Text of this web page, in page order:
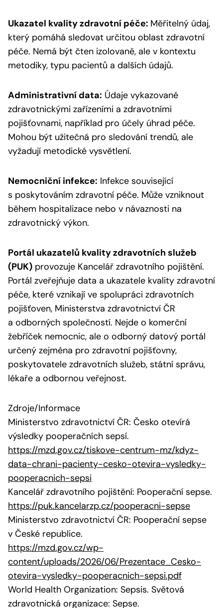
Ukazatel kvality zdravotní péče: Měřitelný údaj,
který pomáhá sledovat určitou oblast zdravotní
péče. Nemá být čten izolovaně, ale v kontextu
metodiky, typu pacientů a dalších údajů.
Administrativní data: Údaje vykazované
zdravotnickými zařízeními a zdravotními
pojišťovnami, například pro účely úhrad péče.
Mohou být užitečná pro sledování trendů, ale
vyžadují metodické vysvětlení.
Nemocniční infekce: Infekce související
s poskytováním zdravotní péče. Může vzniknout
během hospitalizace nebo v návaznosti na
zdravotnický výkon.
Portál ukazatelů kvality zdravotních služeb
(PUK) provozuje Kancelář zdravotního pojištění.
Portál zveřejňuje data a ukazatele kvality zdravotní
péče, které vznikají ve spolupráci zdravotních
pojišťoven, Ministerstva zdravotnictví ČR
a odborných společností. Nejde o komerční
žebříček nemocnic, ale o odborný datový portál
určený zejména pro zdravotní pojišťovny,
poskytovatele zdravotních služeb, státní správu,
lékaře a odbornou veřejnost.
Zdroje/Informace
Ministerstvo zdravotnictví ČR: Česko otevírá
výsledky pooperačních sepsí.
https://mzd.gov.cz/tiskove-centrum-mz/kdyz-
data-chrani-pacienty-cesko-otevira-vysledky-
pooperacnich-sepsi
Kancelář zdravotního pojištění: Pooperační sepse.
https://puk.kancelarzp.cz/pooperacni-sepse
Ministerstvo zdravotnictví ČR: Pooperační sepse
v České republice.
https://mzd.gov.cz/wp-
content/uploads/2026/06/Prezentace_Cesko-
otevira-vysledky-pooperacnich-sepsi.pdf
World Health Organization: Sepsis. Světová
zdravotnická organizace: Sepse.